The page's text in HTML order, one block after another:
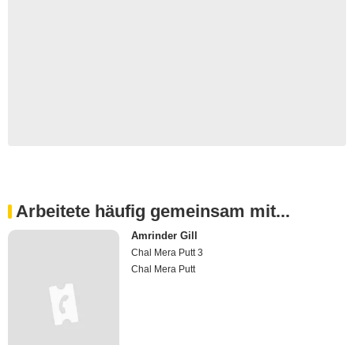
Arbeitete häufig gemeinsam mit...
Amrinder Gill
Chal Mera Putt 3
Chal Mera Putt